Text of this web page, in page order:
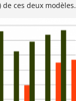
de ces deux modèles.